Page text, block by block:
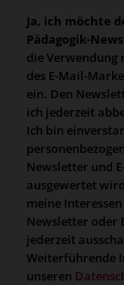
Ja, ich möchte
Pädagogik-
die Verwendung
des E-Mail-
ein. Den
ich jederzeit
Ich bin
Newsletter und
ausgewertet
meine
Newsletter oder
jederzeit
Weiterführende
unseren